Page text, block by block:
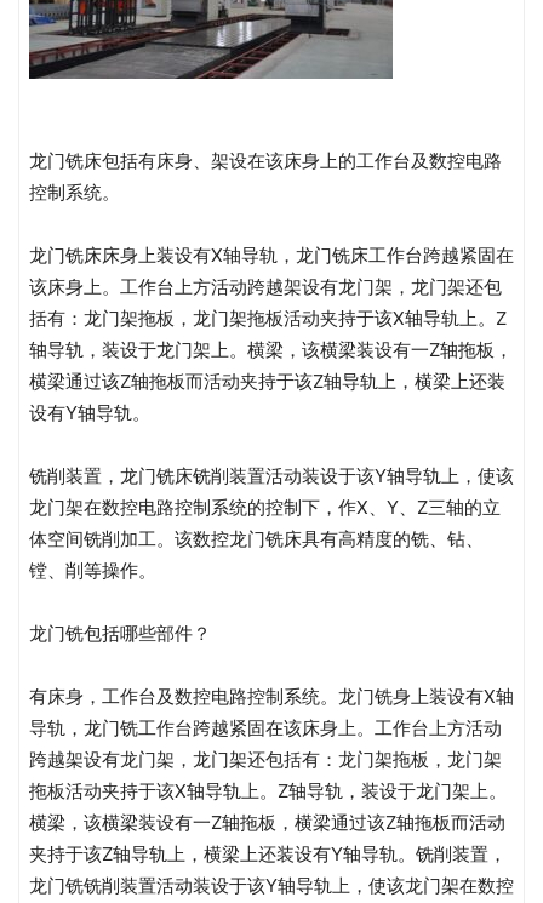
龙门铣床包括有床身、架设在该床身上的工作台及数控电路
控制系统。
龙门铣床床身上装设有X轴导轨，龙门铣床工作台跨越紧固在
该床身上。工作台上方活动跨越架设有龙门架，龙门架还包
括有：龙门架拖板，龙门架拖板活动夹持于该X轴导轨上。Z
轴导轨，装设于龙门架上。横梁，该横梁装设有一Z轴拖板，
横梁通过该Z轴拖板而活动夹持于该Z轴导轨上，横梁上还装
设有Y轴导轨。
铣削装置，龙门铣床铣削装置活动装设于该Y轴导轨上，使该
龙门架在数控电路控制系统的控制下，作X、Y、Z三轴的立
体空间铣削加工。该数控龙门铣床具有高精度的铣、钻、
镗、削等操作。
龙门铣包括哪些部件？
有床身，工作台及数控电路控制系统。龙门铣身上装设有X轴
导轨，龙门铣工作台跨越紧固在该床身上。工作台上方活动
跨越架设有龙门架，龙门架还包括有：龙门架拖板，龙门架
拖板活动夹持于该X轴导轨上。Z轴导轨，装设于龙门架上。
横梁，该横梁装设有一Z轴拖板，横梁通过该Z轴拖板而活动
夹持于该Z轴导轨上，横梁上还装设有Y轴导轨。铣削装置，
龙门铣铣削装置活动装设于该Y轴导轨上，使该龙门架在数控